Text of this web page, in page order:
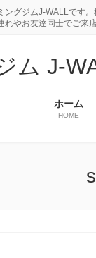
グジムJ-WALLです
やお友達同士でご来店
ム J-
ホーム
HOME